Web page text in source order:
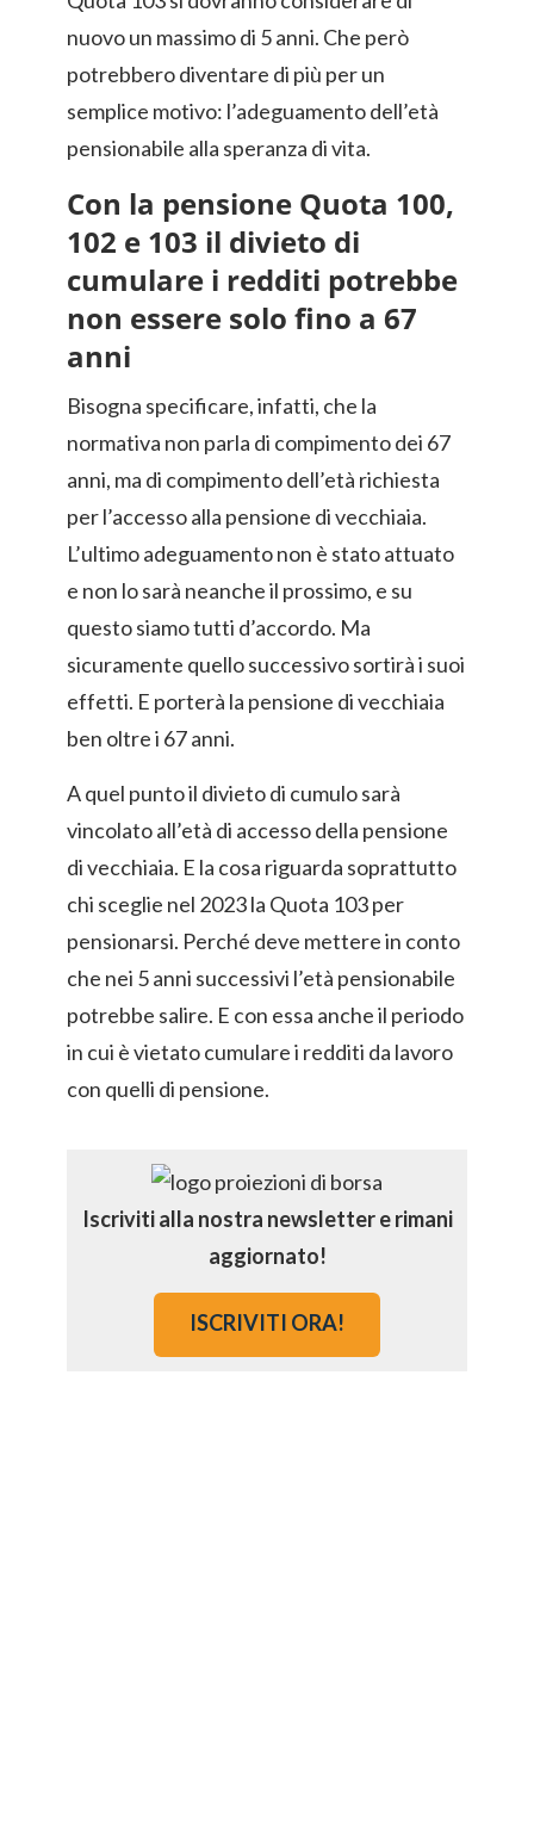
nuovo un massimo di 5 anni. Che però
potrebbero diventare di più per un
semplice motivo: l’adeguamento dell’età
pensionabile alla speranza di vita.
Con la pensione Quota 100,
102 e 103 il divieto di
cumulare i redditi potrebbe
non essere solo fino a 67
anni
Bisogna specificare, infatti, che la
normativa non parla di compimento dei 67
anni, ma di compimento dell’età richiesta
per l’accesso alla pensione di vecchiaia.
L’ultimo adeguamento non è stato attuato
e non lo sarà neanche il prossimo, e su
questo siamo tutti d’accordo. Ma
sicuramente quello successivo sortirà i suoi
effetti. E porterà la pensione di vecchiaia
ben oltre i 67 anni.
A quel punto il divieto di cumulo sarà
vincolato all’età di accesso della pensione
di vecchiaia. E la cosa riguarda soprattutto
chi sceglie nel 2023 la Quota 103 per
pensionarsi. Perché deve mettere in conto
che nei 5 anni successivi l’età pensionabile
potrebbe salire. E con essa anche il periodo
in cui è vietato cumulare i redditi da lavoro
con quelli di pensione.
Iscriviti alla nostra newsletter e rimani
aggiornato!
ISCRIVITI ORA!